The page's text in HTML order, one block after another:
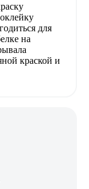
для
на
краской и